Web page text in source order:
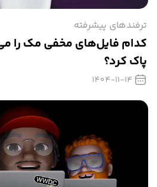
ترفندهای پیشرفته
کدام فایل‌های مخفی مک را
پاک کرد؟
1404-11-14